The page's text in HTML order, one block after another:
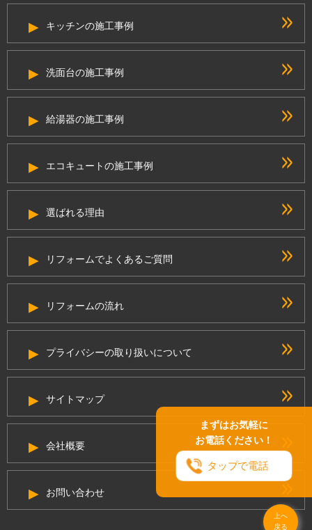
まずはお気軽に
お電話ください！
タップで電話
上へ
戻る
キッチンの施工事例
洗面台の施工事例
給湯器の施工事例
エコキュートの施工事例
選ばれる理由
リフォームでよくあるご質問
リフォームの流れ
プライバシーの取り扱いについて
サイトマップ
会社概要
お問い合わせ